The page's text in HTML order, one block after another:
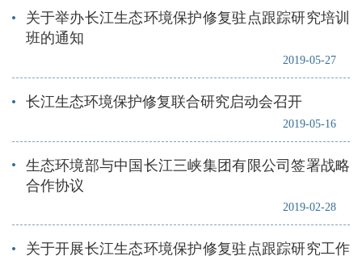
2019-05-27
关于举办长江生态环境保护修复驻点跟踪研究培训
班的通知
2019-05-16
长江生态环境保护修复联合研究启动会召开
2019-02-28
生态环境部与中国长江三峡集团有限公司签署战略
合作协议
关于开展长江生态环境保护修复驻点跟踪研究工作